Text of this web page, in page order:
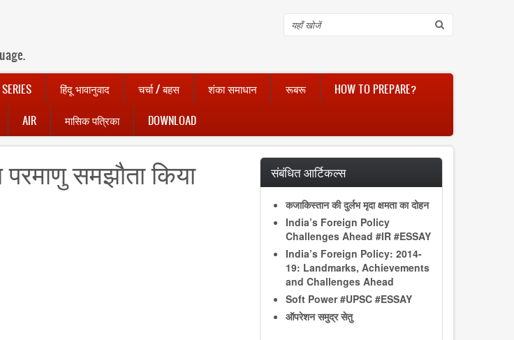
Search
हिंदू भावानुवाद चर्चा / बहस शंका समाधान रूबरू HOW TO PREPARE?
AIR मासिक पत्रिका DOWNLOAD
समझौता किया संबंधित आर्टिकल्स
कजाकिस्तान की दुर्लभ मृदा क्षमता का दोहन
India’s Foreign Policy
Challenges Ahead #IR #ESSAY
India’s Foreign Policy: 2014-
19: Landmarks, Achievements
and Challenges Ahead
Soft Power #UPSC #ESSAY
ऑपरेशन समुद्र सेतु